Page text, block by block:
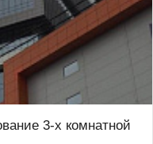
3-х комнатной